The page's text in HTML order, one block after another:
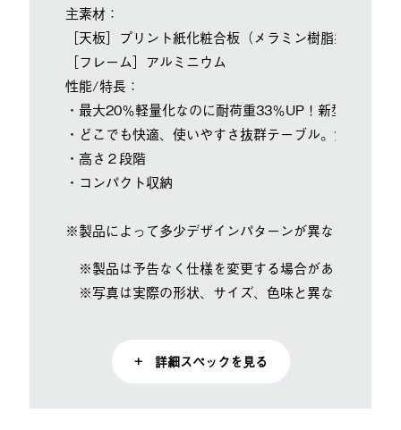
主素材：
［天板］プリント紙化粧合板（メラミン樹脂塗装）
［フレーム］アルミニウム
性能/特長：
・最大20％軽量化なのに耐荷重33％UP！新型アルミ
・どこでも快適、使いやすさ抜群テーブル。食卓を彩
・高さ２段階
・コンパクト収納
※製品によって多少デザインパターンが異なります。
※製品は予告なく仕様を変更する場合があります。
※写真は実際の形状、サイズ、色味と異なる場合が
+ 詳細スペックを見る